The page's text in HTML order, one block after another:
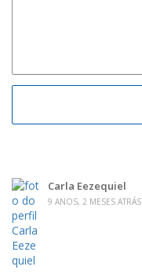
Carla Eezequiel
9 ANOS, 2 MESES ATRÁS